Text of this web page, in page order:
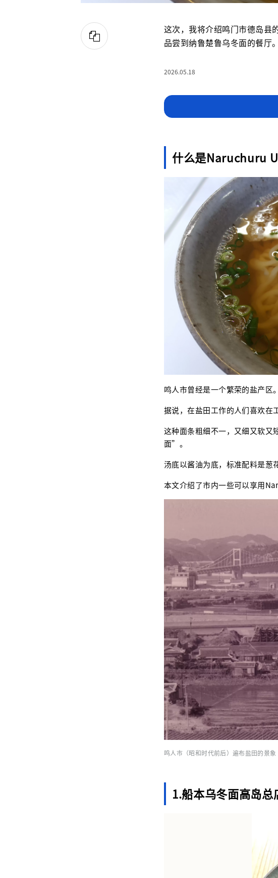
这次，我将介绍鸣门市德岛
品尝到纳鲁楚鲁乌冬面的餐厅
2026.05.18
什么是Naruchuru
鸣人市曾经是一个繁荣的盐产区。
据说，在盐田工作的人们喜欢在
这种面条粗细不一，又细又软
面”。
汤底以酱油为底，标准配料是葱
本文介绍了市内一些可以享用
鸣人市（昭和时代前后）遍布盐田的景象
1.船本乌冬面高岛总